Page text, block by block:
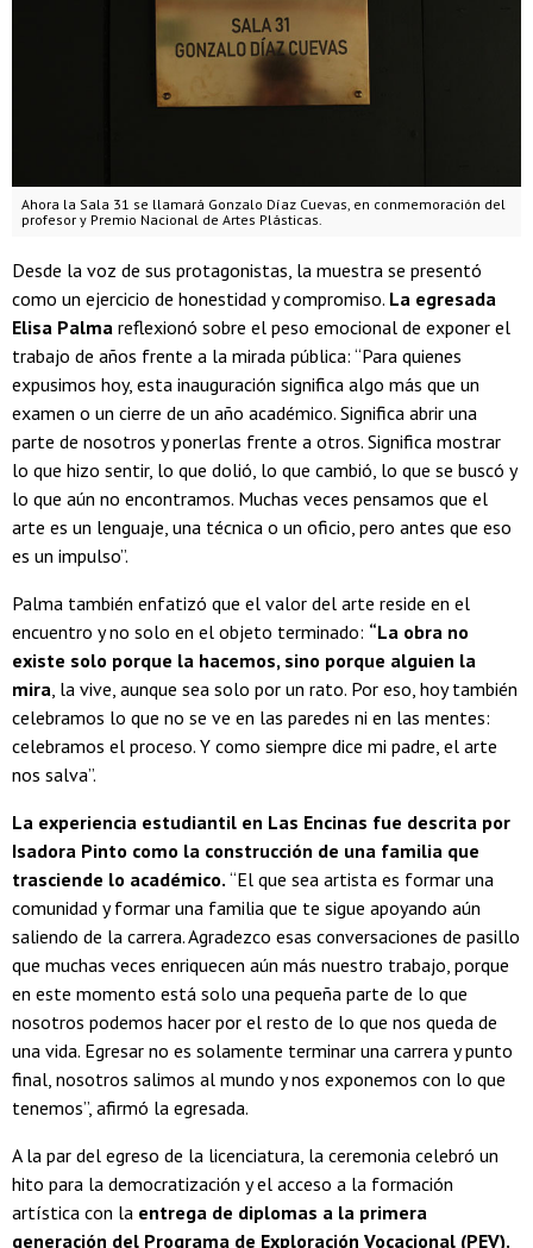
Ahora la Sala 31 se llamará Gonzalo Díaz Cuevas, en conmemoración del
profesor y Premio Nacional de Artes Plásticas.
Desde la voz de sus protagonistas, la muestra se presentó
como un ejercicio de honestidad y compromiso. La egresada
Elisa Palma reflexionó sobre el peso emocional de exponer el
trabajo de años frente a la mirada pública: “Para quienes
expusimos hoy, esta inauguración significa algo más que un
examen o un cierre de un año académico. Significa abrir una
parte de nosotros y ponerlas frente a otros. Significa mostrar
lo que hizo sentir, lo que dolió, lo que cambió, lo que se buscó y
lo que aún no encontramos. Muchas veces pensamos que el
arte es un lenguaje, una técnica o un oficio, pero antes que eso
es un impulso”.
Palma también enfatizó que el valor del arte reside en el
encuentro y no solo en el objeto terminado: “La obra no
existe solo porque la hacemos, sino porque alguien la
mira , la vive, aunque sea solo por un rato. Por eso, hoy también
celebramos lo que no se ve en las paredes ni en las mentes:
celebramos el proceso. Y como siempre dice mi padre, el arte
nos salva”.
La experiencia estudiantil en Las Encinas fue descrita por
Isadora Pinto como la construcción de una familia que
trasciende lo académico. “El que sea artista es formar una
comunidad y formar una familia que te sigue apoyando aún
saliendo de la carrera. Agradezco esas conversaciones de pasillo
que muchas veces enriquecen aún más nuestro trabajo, porque
en este momento está solo una pequeña parte de lo que
nosotros podemos hacer por el resto de lo que nos queda de
una vida. Egresar no es solamente terminar una carrera y punto
final, nosotros salimos al mundo y nos exponemos con lo que
tenemos”, afirmó la egresada.
A la par del egreso de la licenciatura, la ceremonia celebró un
hito para la democratización y el acceso a la formación
artística con la entrega de diplomas a la primera
generación del Programa de Exploración Vocacional (PEV).